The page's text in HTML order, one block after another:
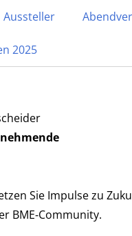
2025
Sie Impulse zu
BME‑Community.